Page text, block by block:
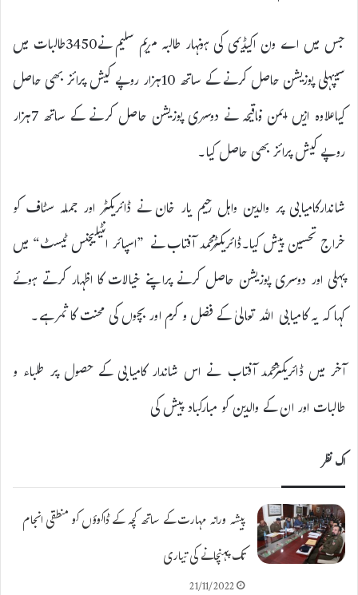
جس میں اے ون اکیڈیمی کی ہونہار طالبہ مریم سلیم نے3450طالبات میں
سیپہلی پوزیشن حاصل کرنے کے ساتھ 10ہزار روپے کیش پرائز بھی حاصل
کیاعلاوہ ازیں ایمن فاقیحہ نے دوسری پوزیشن حاصل کرنے کے ساتھ 7ہزار
روپے کیش پرائز بھی حاصل کیا۔
شاندارکامیابی پر والدین واہل رحیم یار خان نے ڈائریکٹر اور جملہ سٹاف کو
خراج تحسین پیش کیا۔ڈائریکٹرمحمد آفتاب نے ”اسپائر انٹیلیجنس ٹیسٹ“ میں
پہلی اور دوسری پوزیشن حاصل کرنے پراپنے خیالات کا اظہار کرتے ہوئے
کہا کہ یہ کامیابی اللہ تعالیٰ کے فضل و کرم اور بچوں کی محنت کا ثمر ہے۔
آخر میں ڈائریکٹرمحمد آفتاب نے اس شاندار کامیابی کے حصول پر طلباء و
طالبات اور ان کے والدین کو مبارکباد پیش کی
اک نظر
پیشہ ورانہ مہارت کے ساتھ کچہ کے ڈاکوؤں کو منطقی انجام
تک پہنچانے کی تیاری
21/11/2022